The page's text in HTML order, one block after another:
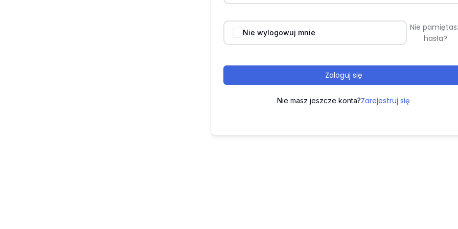
Nie wylogowuj mnie
Nie
hasła?
Zaloguj się
Nie masz jeszcze konta?Zarejestruj się